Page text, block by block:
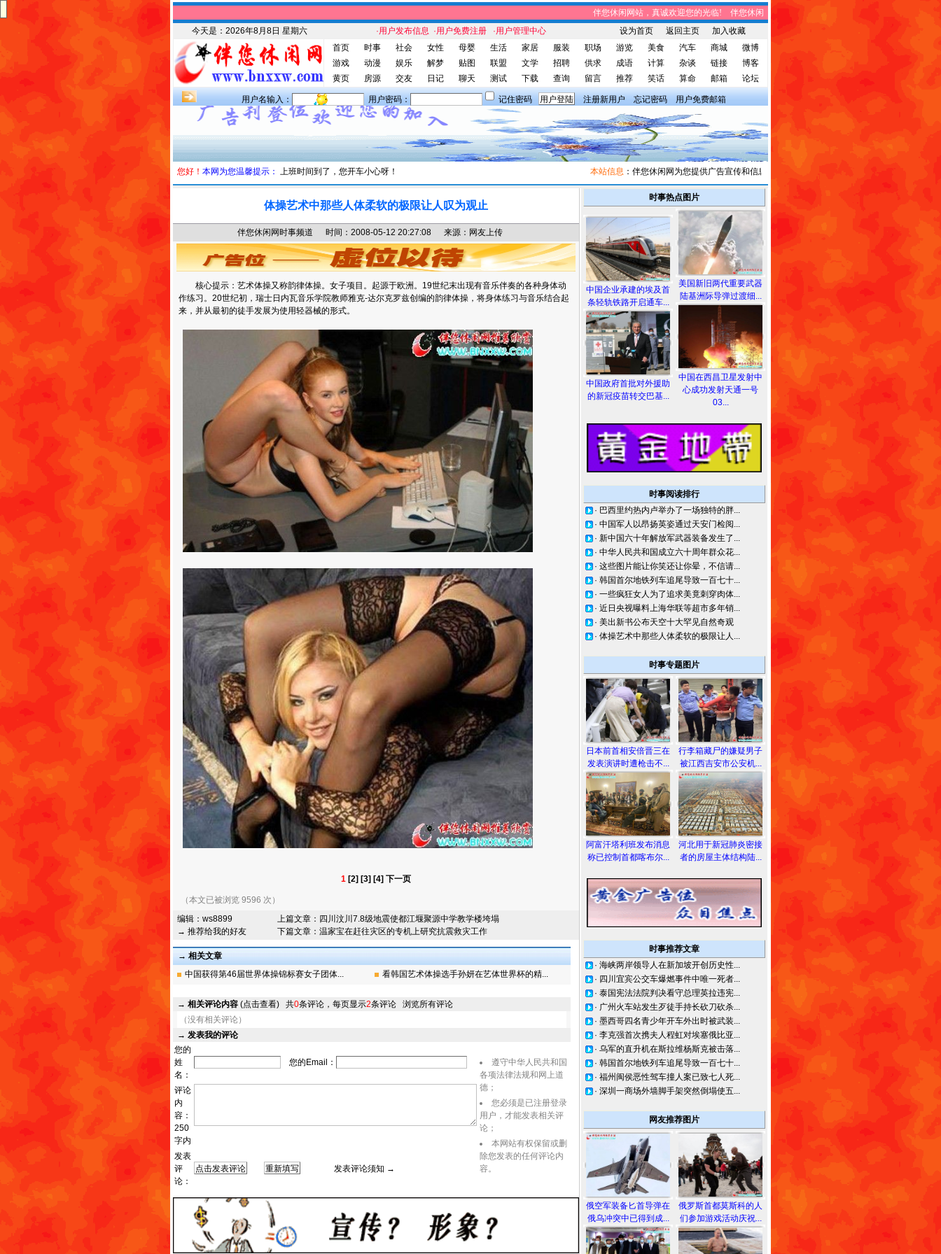
伴您休闲网站，真诚欢迎您的光临! 伴您休闲网站，将免费给您带来趣味时事、笑话集锦、家
今天是： 2026年8月8日 星期六 ·用户发布信息 ·用户免费注册 ·用户管理中心 设为首页 返回主页
加入收藏
首页
时事 社会 女性 母婴 生活 家居 服装 职场 游览 美食 汽车 商城
微博
游戏
动漫 娱乐 解梦 贴图 联盟 文学 招聘 供求 成语 计算 杂谈 链接
博客
黄页
房源 交友 日记 聊天 测试 下载 查询 留言 推荐 笑话 算命 邮箱 论坛
用户名输入： 用户密码： 记住密码 注册新用户 忘记密码 用户免费邮箱
您好！ 本网为您温馨提示： 上班时间到了，您开车小心呀！ 本站信息：伴您休闲网为您提供广告宣传和信息发布，有需求者请与我们联系。
体操艺术中那些人体柔软的极限让人叹为观止
伴您休闲网时事频道 时间：2008-05-12 20:27:08 来源：网友上传
核心提示：艺术体操又称韵律体操。女子项目。起源于欧洲。19世纪末出现有音乐伴奏的各种身体动
作练习。20世纪初，瑞士日内瓦音乐学院教师雅克-达尔克罗兹创编的韵律体操，将身体练习与音乐结合起
来，并从最初的徒手发展为使用轻器械的形式。
1 [2] [3] [4] 下一页
（本文已被浏览 9596 次）
编辑： ws8899
→ 推荐给我的好友
上篇文章： 四川汶川7.8级地震使都江堰聚源中学教学楼垮塌
下篇文章： 温家宝在赶往灾区的专机上研究抗震救灾工作
→ 相关文章
中国获得第46届世界体操锦标赛女子团体...
看韩国艺术体操选手孙妍在艺体世界杯的精...
→ 相关评论内容 (点击查看) 共0条评论，每页显示2条评论 浏览所有评论
（没有相关评论）
→ 发表我的评论
您的
姓
名：
您的Email：
评论
内
容：
250
字内
发表
评
论：
发表评论须知 →
遵守中华人民共和国
各项法律法规和网上道
德；
您必须是已注册登录
用户，才能发表相关评
论；
本网站有权保留或删
除您发表的任何评论内
容。
时事热点图片
中国企业承建的埃及首
条轻轨铁路开启通车...
中国政府首批对外援助
的新冠疫苗转交巴基...
美国新旧两代重要武器
陆基洲际导弹过渡细...
中国在西昌卫星发射中
心成功发射天通一号
03...
时事阅读排行
· 巴西里约热内卢举办了一场独特的胖...
· 中国军人以昂扬英姿通过天安门检阅...
· 新中国六十年解放军武器装备发生了...
· 中华人民共和国成立六十周年群众花...
· 这些图片能让你笑还让你晕，不信请...
· 韩国首尔地铁列车追尾导致一百七十...
· 一些疯狂女人为了追求美竟刺穿肉体...
· 近日央视曝料上海华联等超市多年销...
· 美出新书公布天空十大罕见自然奇观
· 体操艺术中那些人体柔软的极限让人...
时事专题图片
日本前首相安倍晋三在
发表演讲时遭枪击不...
阿富汗塔利班发布消息
称已控制首都喀布尔...
行李箱藏尸的嫌疑男子
被江西吉安市公安机...
河北用于新冠肺炎密接
者的房屋主体结构陆...
时事推荐文章
· 海峡两岸领导人在新加坡开创历史性...
· 四川宜宾公交车爆燃事件中唯一死者...
· 泰国宪法法院判决看守总理英拉违宪...
· 广州火车站发生歹徒手持长砍刀砍杀...
· 墨西哥四名青少年开车外出时被武装...
· 李克强首次携夫人程虹对埃塞俄比亚...
· 乌军的直升机在斯拉维杨斯克被击落...
· 韩国首尔地铁列车追尾导致一百七十...
· 福州闽侯恶性驾车撞人案已致七人死...
· 深圳一商场外墙脚手架突然倒塌使五...
网友推荐图片
俄空军装备匕首导弹在
俄乌冲突中已得到成...
俄罗斯首都莫斯科的人
们参加游戏活动庆祝...